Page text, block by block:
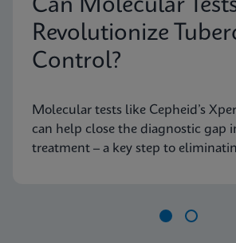
Can Molecular
Revolutionize
Control?
Molecular tests like Cepheid’s
can help close the diagnostic gap
treatment – a key step to